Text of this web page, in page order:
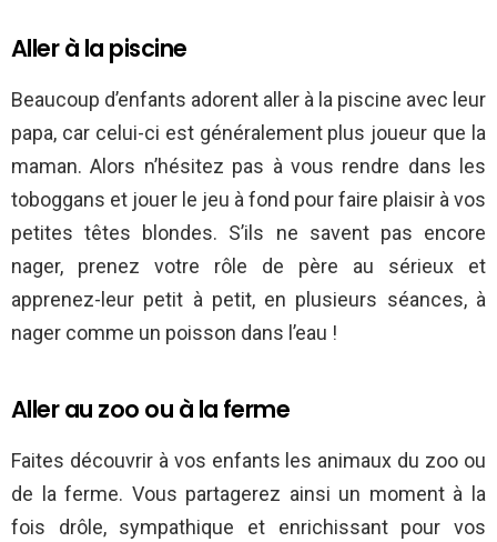
Aller à la piscine
Beaucoup d’enfants adorent aller à la piscine avec leur
papa, car celui-ci est généralement plus joueur que la
maman. Alors n’hésitez pas à vous rendre dans les
toboggans et jouer le jeu à fond pour faire plaisir à vos
petites têtes blondes. S’ils ne savent pas encore
nager, prenez votre rôle de père au sérieux et
apprenez-leur petit à petit, en plusieurs séances, à
nager comme un poisson dans l’eau !
Aller au zoo ou à la ferme
Faites découvrir à vos enfants les animaux du zoo ou
de la ferme. Vous partagerez ainsi un moment à la
fois drôle, sympathique et enrichissant pour vos